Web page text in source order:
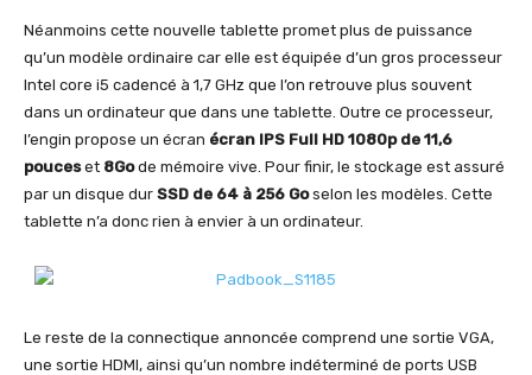
Néanmoins cette nouvelle tablette promet plus de puissance
qu’un modèle ordinaire car elle est équipée d’un gros processeur
Intel core i5 cadencé à 1,7 GHz que l’on retrouve plus souvent
dans un ordinateur que dans une tablette. Outre ce processeur,
l’engin propose un écran écran IPS Full HD 1080p de 11,6
pouceset 8Gode mémoire vive. Pour finir, le stockage est assuré
par un disque dur SSD de 64 à 256 Goselon les modèles. Cette
tablette n’a donc rien à envier à un ordinateur.
Le reste de la connectique annoncée comprend une sortie VGA,
une sortie HDMI, ainsi qu’un nombre indéterminé de ports USB